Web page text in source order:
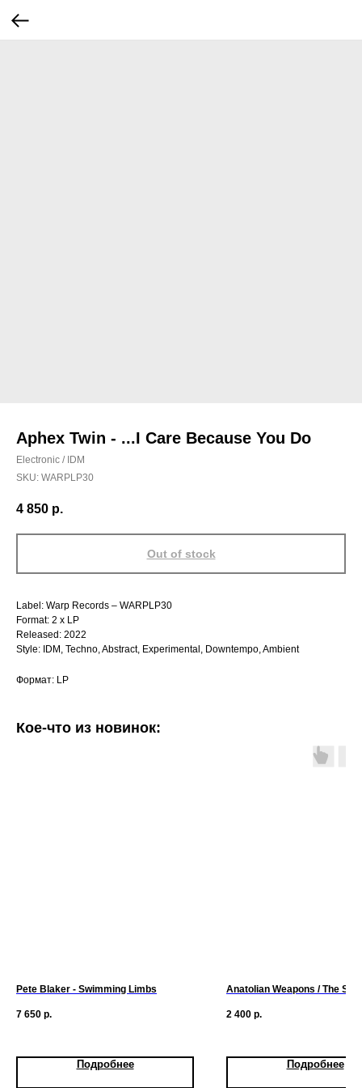
Aphex Twin - ...I Care Because You Do
Electronic / IDM
SKU: WARPLP30
4 850 р.
Out of stock
Label: Warp Records – WARPLP30
Format: 2 x LP
Released: 2022
Style: IDM, Techno, Abstract, Experimental, Downtempo, Ambient
Формат: LP
Кое-что из новинок:
Pete Blaker - Swimming Limbs
7 650 р.
Подробнее
Anatolian Weapons / The Spy
2 400 р.
Подробнее